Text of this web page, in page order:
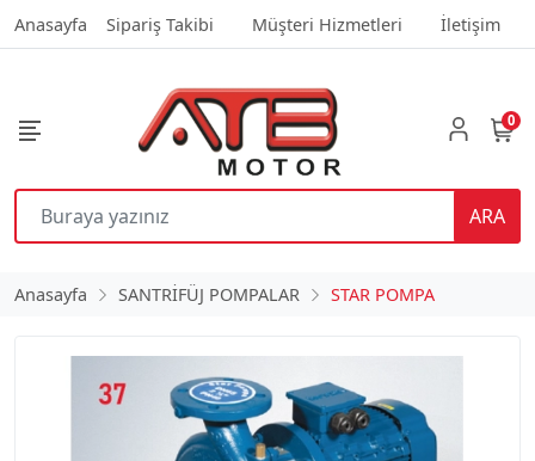
Anasayfa Sipariş Takibi Müşteri Hizmetleri İletişim
ARA
0
Anasayfa SANTRİFÜJ POMPALAR STAR POMPA